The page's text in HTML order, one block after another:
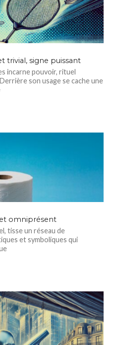
trivial, signe puissant
incarne pouvoir, rituel
son usage se cache une
omniprésent
tisse un réseau de
et symboliques qui